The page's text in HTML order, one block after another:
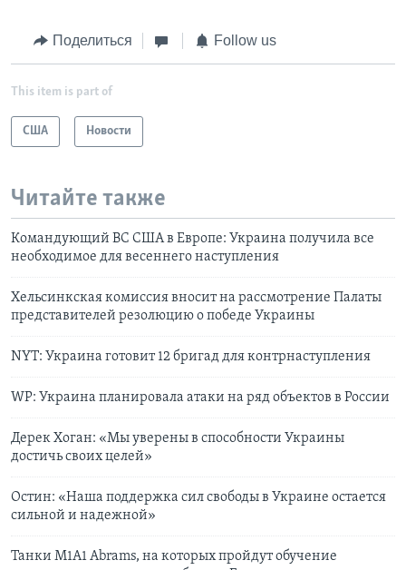
Поделиться Follow us
This item is part of
США Новости
Читайте также
Командующий ВС США в Европе: Украина получила все
необходимое для весеннего наступления
Хельсинкская комиссия вносит на рассмотрение Палаты
представителей резолюцию о победе Украины
NYT: Украина готовит 12 бригад для контрнаступления
WP: Украина планировала атаки на ряд объектов в России
Дерек Хоган: «Мы уверены в способности Украины
достичь своих целей»
Остин: «Наша поддержка сил свободы в Украине остается
сильной и надежной»
Танки M1A1 Abrams, на которых пройдут обучение